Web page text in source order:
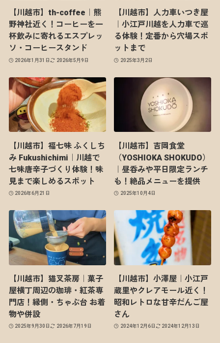
【川越市】th-coffee｜熊
野神社近く！コーヒーを一
杯飲みに寄れるエスプレッ
ソ・コーヒースタンド
2026年1月31日 2026年5月9日
【川越市】人力車いつき屋
｜小江戸川越を人力車で巡
る体験！定番から穴場スポ
ットまで
2025年3月2日
【川越市】福七味 ふくしち
み Fukushichimi｜川越で
七味唐辛子づくり体験！味
見まで楽しめるスポット
2026年6月21日
【川越市】吉岡食堂
（YOSHIOKA SHOKUDO）
｜昼呑みや平日限定ランチ
も！絶品メニューを提供
2025年10月4日
【川越市】猫叉茶房｜菓子
屋横丁周辺の珈琲・紅茶専
門店！縁側・ちゃぶ台 お着
物や併設
2025年9月30日 2026年7月19日
【川越市】小澤屋｜小江戸
蔵里やクレアモール近く！
昭和レトロな甘辛だんご屋
さん
2024年12月6日 2024年12月13日